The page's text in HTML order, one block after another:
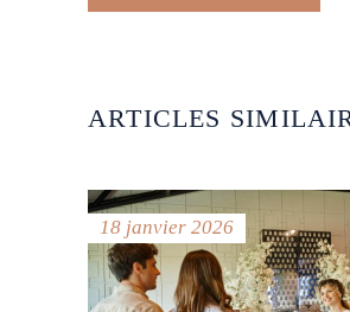
ARTICLES
18 janvier 2026